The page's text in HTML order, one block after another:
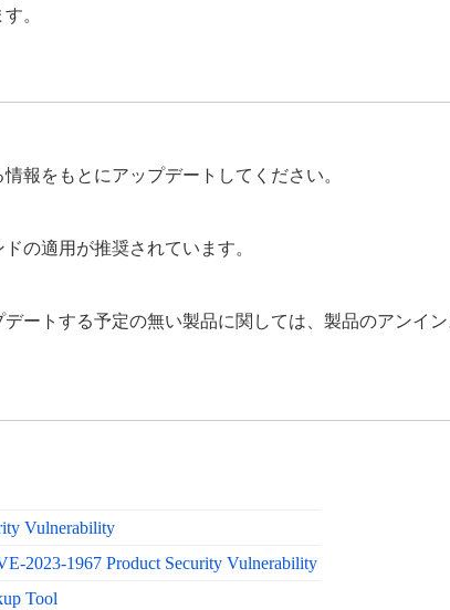
。
報をもとにアップデートしてください。
の適用が推奨されています。
ートする予定の無い製品に関しては、製品のアンイ
Vulnerability
2023-1967 Product Security Vulnerability
Tool